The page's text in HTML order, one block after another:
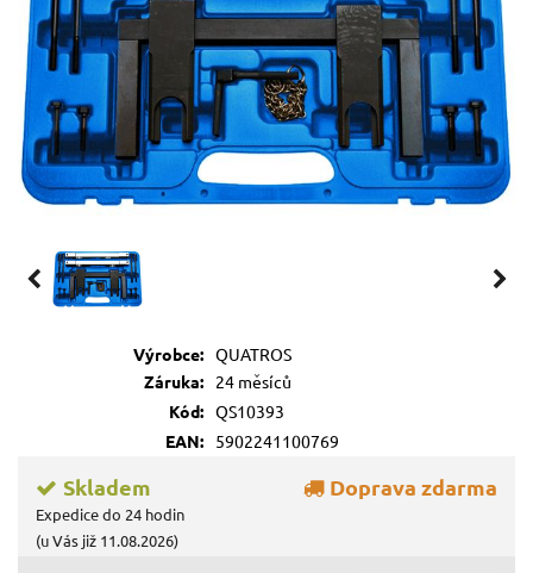
Výrobce: QUATROS
Záruka:
24 měsíců
Kód: QS10393
EAN:
5902241100769
Doprava zdarma
Skladem
Expedice do 24 hodin
(u Vás již 11.08.2026)